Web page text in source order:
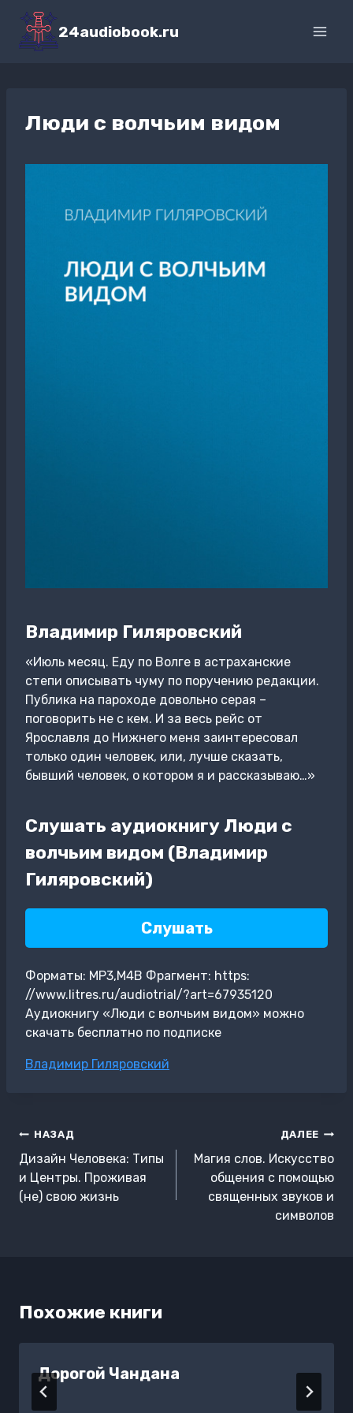
Перейти
содержимому
24audiobook.ru
Люди с волчьим видом
Владимир Гиляровский
«Июль месяц. Еду по Волге в астраханские
степи описывать чуму по поручению редакции.
Публика на пароходе довольно серая –
поговорить не с кем. И за весь рейс от
Ярославля до Нижнего меня заинтересовал
только один человек, или, лучше сказать,
бывший человек, о котором я и рассказываю…»
Слушать аудиокнигу Люди с
волчьим видом (Владимир
Гиляровский)
Слушать
Форматы: MP3,M4B Фрагмент: https:
//www.litres.ru/audiotrial/?art=67935120
Аудиокнигу «Люди с волчьим видом» можно
скачать бесплатно по подписке
Метки
Владимир Гиляровский
Навигация
по
записям
НАЗАД
Дизайн Человека: Типы
и Центры. Проживая
(не) свою жизнь
ДАЛЕЕ
Магия слов. Искусство
общения с помощью
священных звуков и
символов
Похожие книги
Дорогой Чандана